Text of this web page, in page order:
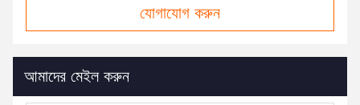
যোগাযোগ করুন
আমাদের মেইল ​​করুন